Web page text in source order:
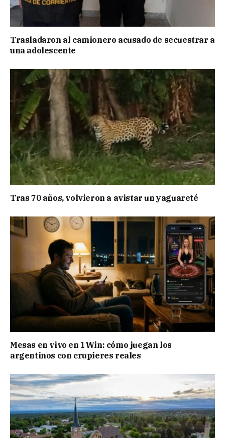
Trasladaron al camionero acusado de secuestrar a
una adolescente
Tras 70 años, volvieron a avistar un yaguareté
Mesas en vivo en 1Win: cómo juegan los
argentinos con crupieres reales